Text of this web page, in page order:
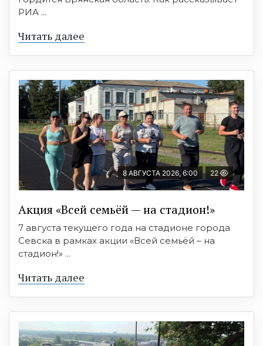
РИА ...
Читать далее
8 АВГУСТА 2026, 6:00 22
Акция «Всей семьёй — на стадион!»
7 августа текущего года на стадионе города
Севска в рамках акции «Всей семьёй – на
стадион!» ...
Читать далее